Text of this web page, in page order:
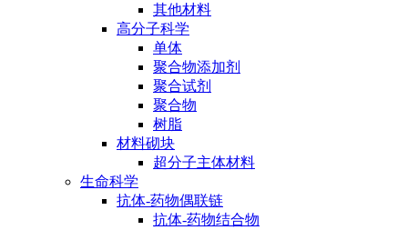
其他材料
高分子科学
单体
聚合物添加剂
聚合试剂
聚合物
树脂
材料砌块
超分子主体材料
生命科学
抗体-药物偶联链
抗体-药物结合物